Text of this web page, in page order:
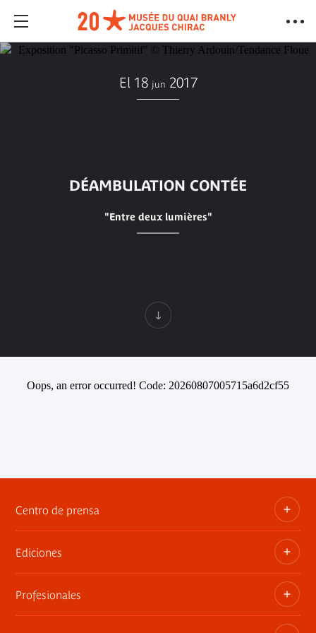
El 18 jun 2017
DÉAMBULATION CONTÉE
"Entre deux lumières"
Oops, an error occurred! Code: 20260807005715a6d2cf55
Centro de prensa
Dosieres, comunicados de prensa, anuncios de
exposiciones
Ediciones
Las publicaciones del museo
Profesionales